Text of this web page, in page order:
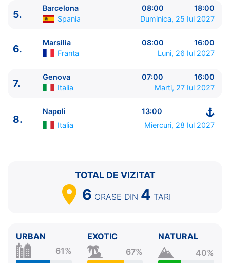
ITINERARIU
----------------------------------------
1. Napoli Italia ⚓ - 21:00
Valletta Malta
4.
Zi de navigare
0:00 - 0:00
6.
Marsilia Franta
7. Genova Italia
5.
Barcelona 08:00
18:00
Spania
Duminica, 25 Iul 2027
6.
Marsilia 08:00
16:00
Franta
Luni, 26 Iul 2027
7.
Genova 07:00
16:00
Italia
Marti, 27 Iul 2027
8.
Napoli
13:00
Italia
Miercuri, 28 Iul 2027
TOTAL DE VIZITAT
6 ORASE DIN 4 TARI
URBAN
61%
EXOTIC
67%
NATURAL
40%